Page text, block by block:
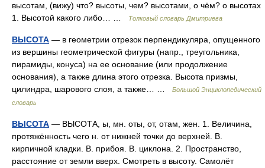
высотам, (вижу) что? высоты, чем? высотами, о чём? о высотах
1. Высотой какого либо… …
Толковый словарь Дмитриева
ВЫСОТА — в геометрии отрезок перпендикуляра, опущенного
из вершины геометрической фигуры (напр., треугольника,
пирамиды, конуса) на ее основание (или продолжение
основания), а также длина этого отрезка. Высота призмы,
цилиндра, шарового слоя, а также… …
Большой Энциклопедический
словарь
ВЫСОТА — ВЫСОТА, ы, мн. оты, от, отам, жен. 1. Величина,
протяжённость чего н. от нижней точки до верхней. В.
кирпичной кладки. В. прибоя. В. циклона. 2. Пространство,
расстояние от земли вверх. Смотреть в высоту. Самолёт